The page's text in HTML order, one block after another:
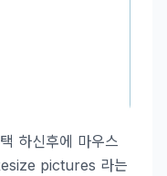
하신후에 마우스
pictures 라는